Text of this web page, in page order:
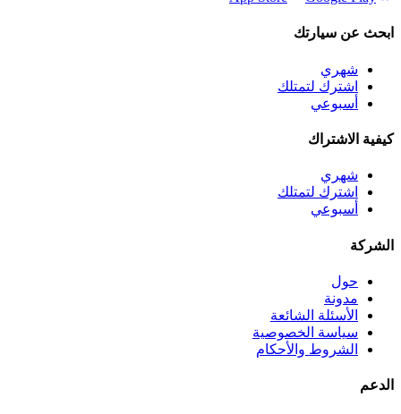
ابحث عن سيارتك
شهري
اشترك لتمتلك
أسبوعي
كيفية الاشتراك
شهري
اشترك لتمتلك
أسبوعي
الشركة
حول
مدونة
الأسئلة الشائعة
سياسة الخصوصية
الشروط والأحكام
الدعم